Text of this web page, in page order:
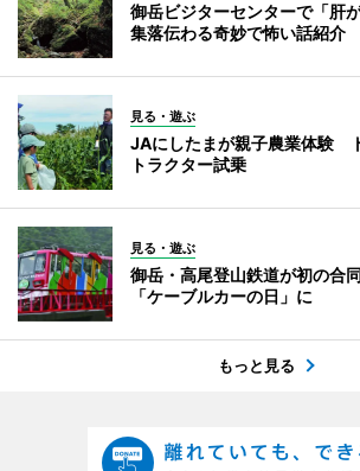
御岳ビジターセンターで「肝
集落伝わる奇妙で怖い話紹介
見る・遊ぶ
JAにしたまが親子農業体験
トラクター試乗
見る・遊ぶ
御岳・高尾登山鉄道が初の
「ケーブルカーの日」に
もっと見る